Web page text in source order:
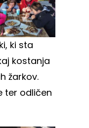
ki sta
kostanja
žarkov.
ter odličen